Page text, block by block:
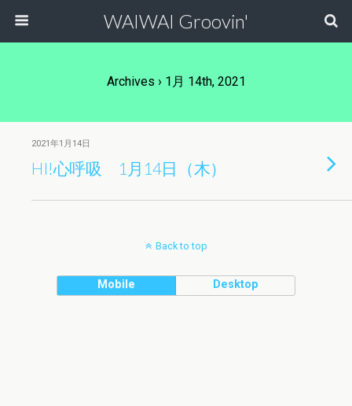
WAIWAI Groovin'
Archives › 1月 14th, 2021
2021年1月14日
HI!心呼吸 1月14日（木）
Back to top
Mobile Desktop